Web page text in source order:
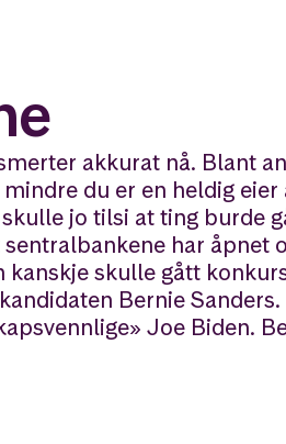
akkurat nå. Blant
du er en heldig
jo tilsi at ting burde
har åpnet
skulle gått
Bernie Sanders.
Joe Biden.